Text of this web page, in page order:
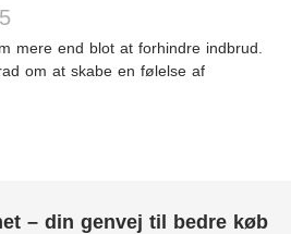
mere end blot at forhindre indbrud.
om at skabe en følelse af
– din genvej til bedre køb